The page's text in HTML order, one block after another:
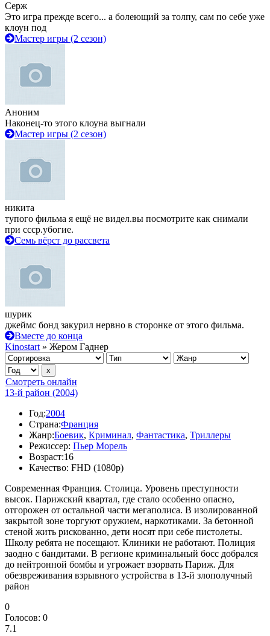
Серж
Это игра прежде всего... а болеющий за толпу, сам по себе уже
клоун под
Мастер игры (2 сезон)
Аноним
Наконец-то этого клоуна выгнали
Мастер игры (2 сезон)
никита
тупого фильма я ещё не видел.вы посмотрите как снимали
при ссср.убогие.
Семь вёрст до рассвета
шурик
джеймс бонд закурил нервно в сторонке от этого фильма.
Вместе до конца
Kinostart » Жером Гаднер
Смотреть онлайн
13-й район (2004)
Год:2004
Страна:Франция
Жанр:Боевик, Криминал, Фантастика, Триллеры
Режиссер: Пьер Морель
Возраст:16
Качество: FHD (1080p)
Современная Франция. Столица. Уровень преступности
высок. Парижский квартал, где стало особенно опасно,
отгорожен от остальной части мегаполиса. В изолированной
закрытой зоне торгуют оружием, наркотиками. За бетонной
стеной жить рискованно, дети носят при себе пистолеты.
Школу ребята не посещают. Клиники не работают. Полиция
заодно с бандитами. В регионе криминальный босс добрался
до нейтронной бомбы и угрожает взорвать Париж. Для
обезвреживания взрывного устройства в 13-й злополучный
район
0
Голосов: 0
7.1